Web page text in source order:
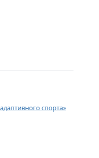
спорта»